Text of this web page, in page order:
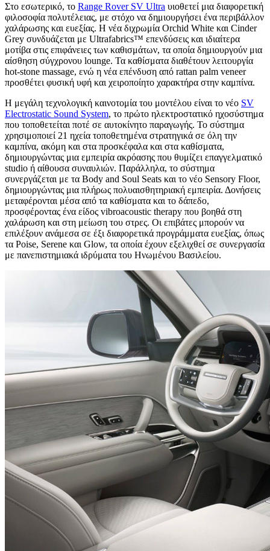
Στο εσωτερικό, το Range Rover SV Ultra υιοθετεί μια διαφορετική
φιλοσοφία πολυτέλειας, με στόχο να δημιουργήσει ένα περιβάλλον
χαλάρωσης και ευεξίας. Η νέα διχρωμία Orchid White και Cinder
Grey συνδυάζεται με Ultrafabrics™ επενδύσεις και ιδιαίτερα
μοτίβα στις επιφάνειες των καθισμάτων, τα οποία δημιουργούν μια
αίσθηση σύγχρονου lounge. Τα καθίσματα διαθέτουν λειτουργία
hot-stone massage, ενώ η νέα επένδυση από rattan palm veneer
προσθέτει φυσική υφή και χειροποίητο χαρακτήρα στην καμπίνα.
Η μεγάλη τεχνολογική καινοτομία του μοντέλου είναι το νέο SV
Electrostatic Sound System, το πρώτο ηλεκτροστατικό ηχοσύστημα
που τοποθετείται ποτέ σε αυτοκίνητο παραγωγής. Το σύστημα
χρησιμοποιεί 21 ηχεία τοποθετημένα στρατηγικά σε όλη την
καμπίνα, ακόμη και στα προσκέφαλα και στα καθίσματα,
δημιουργώντας μια εμπειρία ακρόασης που θυμίζει επαγγελματικό
studio ή αίθουσα συναυλιών. Παράλληλα, το σύστημα
συνεργάζεται με τα Body and Soul Seats και το νέο Sensory Floor,
δημιουργώντας μια πλήρως πολυαισθητηριακή εμπειρία. Δονήσεις
μεταφέρονται μέσα από τα καθίσματα και το δάπεδο,
προσφέροντας ένα είδος vibroacoustic therapy που βοηθά στη
χαλάρωση και στη μείωση του στρες. Οι επιβάτες μπορούν να
επιλέξουν ανάμεσα σε έξι διαφορετικά προγράμματα ευεξίας, όπως
τα Poise, Serene και Glow, τα οποία έχουν εξελιχθεί σε συνεργασία
με πανεπιστημιακά ιδρύματα του Ηνωμένου Βασιλείου.